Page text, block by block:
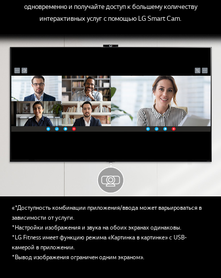
одновременно и получайте доступ к большему количеству
интерактивных услуг с помощью LG Smart Cam.
«*Доступность комбинации приложения/ввода может варьироваться в
зависимости от услуги.
*Настройки изображения и звука на обоих экранах одинаковы.
*LG Fitness имеет функцию режима «Картинка в картинке» с USB-
камерой в приложении.
*Вывод изображения ограничен одним экраном».